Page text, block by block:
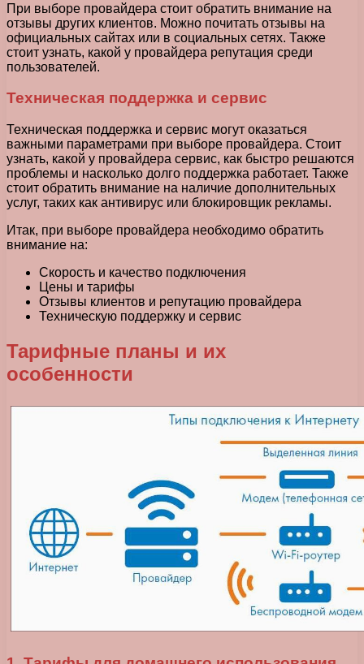
При выборе провайдера стоит обратить внимание на
отзывы других клиентов. Можно почитать отзывы на
официальных сайтах или в социальных сетях. Также
стоит узнать, какой у провайдера репутация среди
пользователей.
Техническая поддержка и сервис
Техническая поддержка и сервис могут оказаться
важными параметрами при выборе провайдера. Стоит
узнать, какой у провайдера сервис, как быстро решаются
проблемы и насколько долго поддержка работает. Также
стоит обратить внимание на наличие дополнительных
услуг, таких как антивирус или блокировщик рекламы.
Итак, при выборе провайдера необходимо обратить
внимание на:
Скорость и качество подключения
Цены и тарифы
Отзывы клиентов и репутацию провайдера
Техническую поддержку и сервис
Тарифные планы и их
особенности